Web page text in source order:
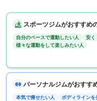
スポーツジムがおすすめ
自分のペースで運動したい人
安く
様々な運動をして楽しみたい人
パーソナルジムがおすす
本気で痩せたい人 ボディラインを